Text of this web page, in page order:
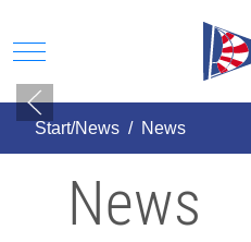
Mobile Menu Toggle
Start/News News
News